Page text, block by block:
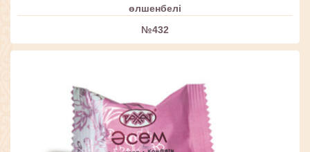
өлшенбелі
№432